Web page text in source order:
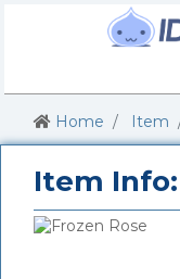
Home Item
Item Info: